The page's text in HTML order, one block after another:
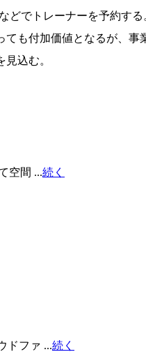
でトレーナーを予約す
も付加価値となるが、
込む。
空間 ...続く
ドファ ...続く